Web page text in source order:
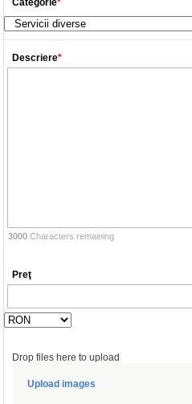
Categorie*
Descriere*
3000 Characters remaining
Preţ
Drop files here to upload
Upload images